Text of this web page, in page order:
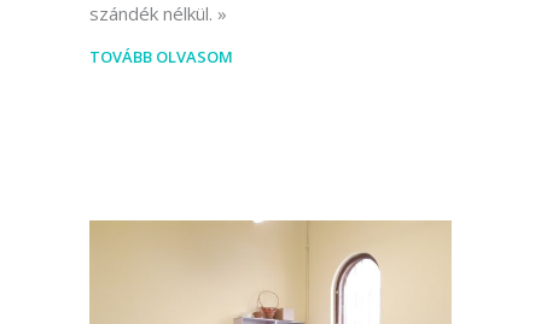
szándék nélkül.
TOVÁBB OLVASOM